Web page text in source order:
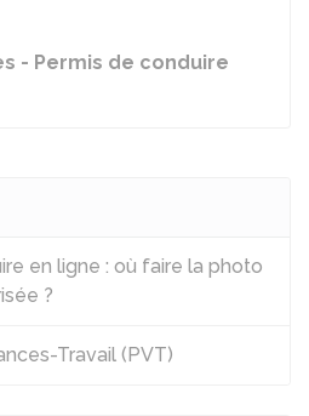
- Permis de conduire
en ligne : où faire la photo
?
Travail (PVT)